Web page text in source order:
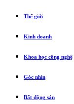
Thế giới
Kinh doanh
Khoa học công nghệ
Góc nhìn
Bất động sản